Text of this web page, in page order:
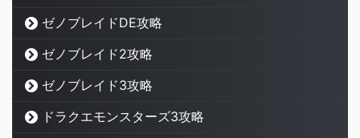
ゼノブレイドDE攻略
ゼノブレイド2攻略
ゼノブレイド3攻略
ドラクエモンスターズ3攻略